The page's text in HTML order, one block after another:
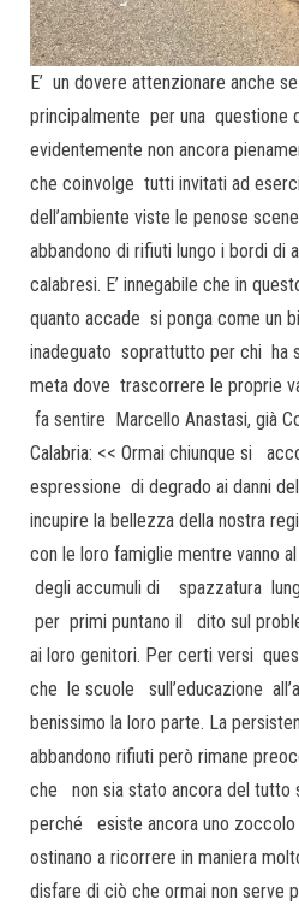
E’ un dovere attenzionare anche
principalmente per una questione
evidentemente non ancora
che coinvolge tutti invitati ad
dell’ambiente viste le penose
abbandono di rifiuti lungo i bordi di
calabresi. E’ innegabile che in
quanto accade si ponga come un
inadeguato soprattutto per chi ha
meta dove trascorrere le proprie
fa sentire Marcello Anastasi, già
Calabria: << Ormai chiunque si
espressione di degrado ai danni
incupire la bellezza della nostra
con le loro famiglie mentre vanno
degli accumuli di spazzatura
per primi puntano il dito sul
ai loro genitori. Per certi versi
che le scuole sull’educazione
benissimo la loro parte. La
abbandono rifiuti però rimane
che non sia stato ancora del tutto
perché esiste ancora uno zoccolo
ostinano a ricorrere in maniera
disfare di ciò che ormai non serve